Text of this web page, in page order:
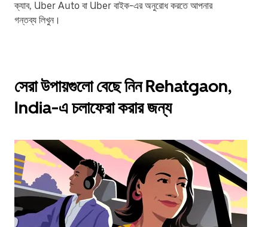
ক্যাব, Uber Auto বা Uber বাইক-এর অনুরোধ করতে আপনার
গন্তব্য লিখুন।
সেরা উপায়গুলো বেছে নিন Rehatgaon,
India-এ চলাফেরা করার জন্য